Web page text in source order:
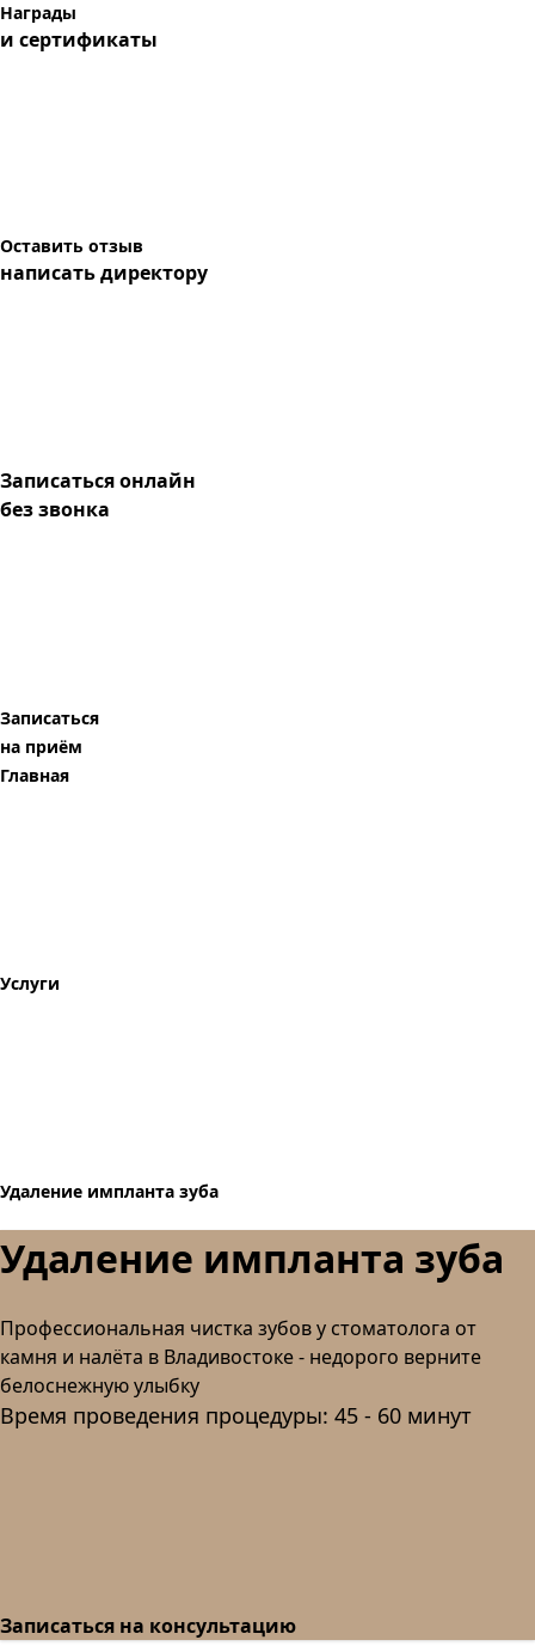
Награды
и сертификаты
Оставить отзыв
написать директору
Записаться онлайн
без звонка
Записаться
на приём
Главная
Услуги
Удаление импланта зуба
Удаление импланта зуба
Профессиональная чистка зубову стоматолога от
камня и налёта в Владивостоке- недорого верните
белоснежную улыбку
Время проведения процедуры: 45 - 60 минут
Записаться на консультацию